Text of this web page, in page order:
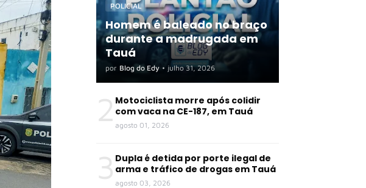
POLICIAL
Homem é baleado no braço
durante a madrugada em
Tauá
por Blog do Edy • julho 31, 2026
2 Motociclista morre após colidir
com vaca na CE-187, em Tauá
agosto 01, 2026
3 Dupla é detida por porte ilegal de
arma e tráfico de drogas em Tauá
agosto 03, 2026